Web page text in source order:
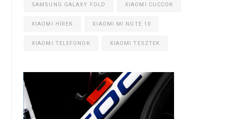
SAMSUNG GALAXY FOLD XIAOMI CUCCOK
XIAOMI HÍREK XIAOMI MI NOTE 10
XIAOMI TELEFONOK XIAOMI TESZTEK